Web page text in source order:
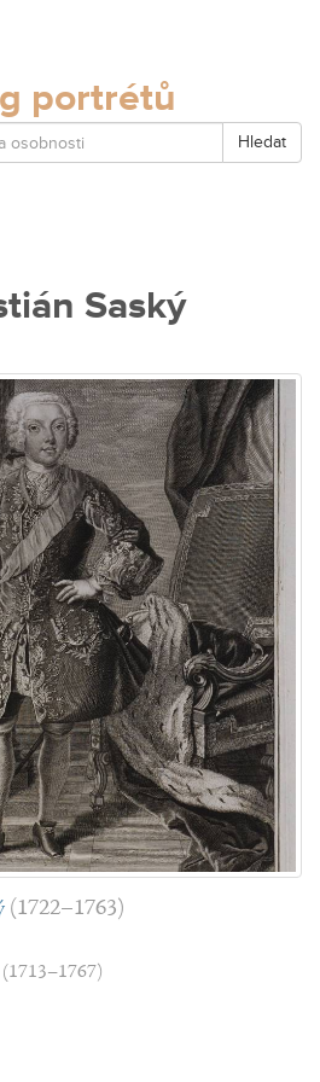
portrétů
Hledat
Saský
(1722–1763)
(1713–1767)